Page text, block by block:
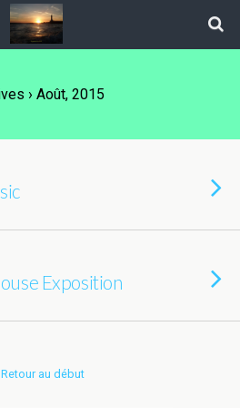
› Août, 2015
Exposition
Retour au début